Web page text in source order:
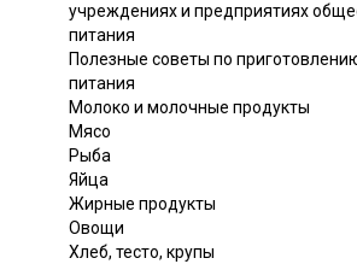
учреждениях и предприятиях
питания
Полезные советы по
питания
Молоко и молочные продукты
Мясо
Рыба
Яйца
Жирные продукты
Овощи
Хлеб, тесто, крупы